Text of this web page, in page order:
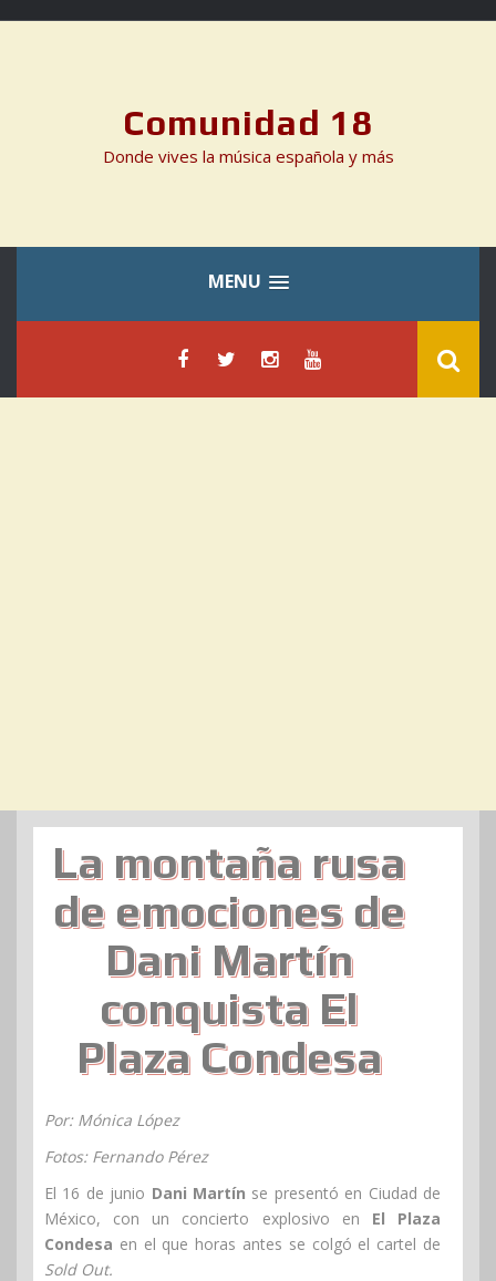
Comunidad 18
Donde vives la música española y más
MENU
La montaña rusa
de emociones de
Dani Martín
conquista El
Plaza Condesa
Por: Mónica López
Fotos: Fernando Pérez
El 16 de junio Dani Martín se presentó en Ciudad de
México, con un concierto explosivo en El Plaza
Condesa en el que horas antes se colgó el cartel de
Sold Out.